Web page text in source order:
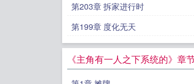
第203章 拆家进行时
第199章 度化无天
《主角有一人之下系统的》章